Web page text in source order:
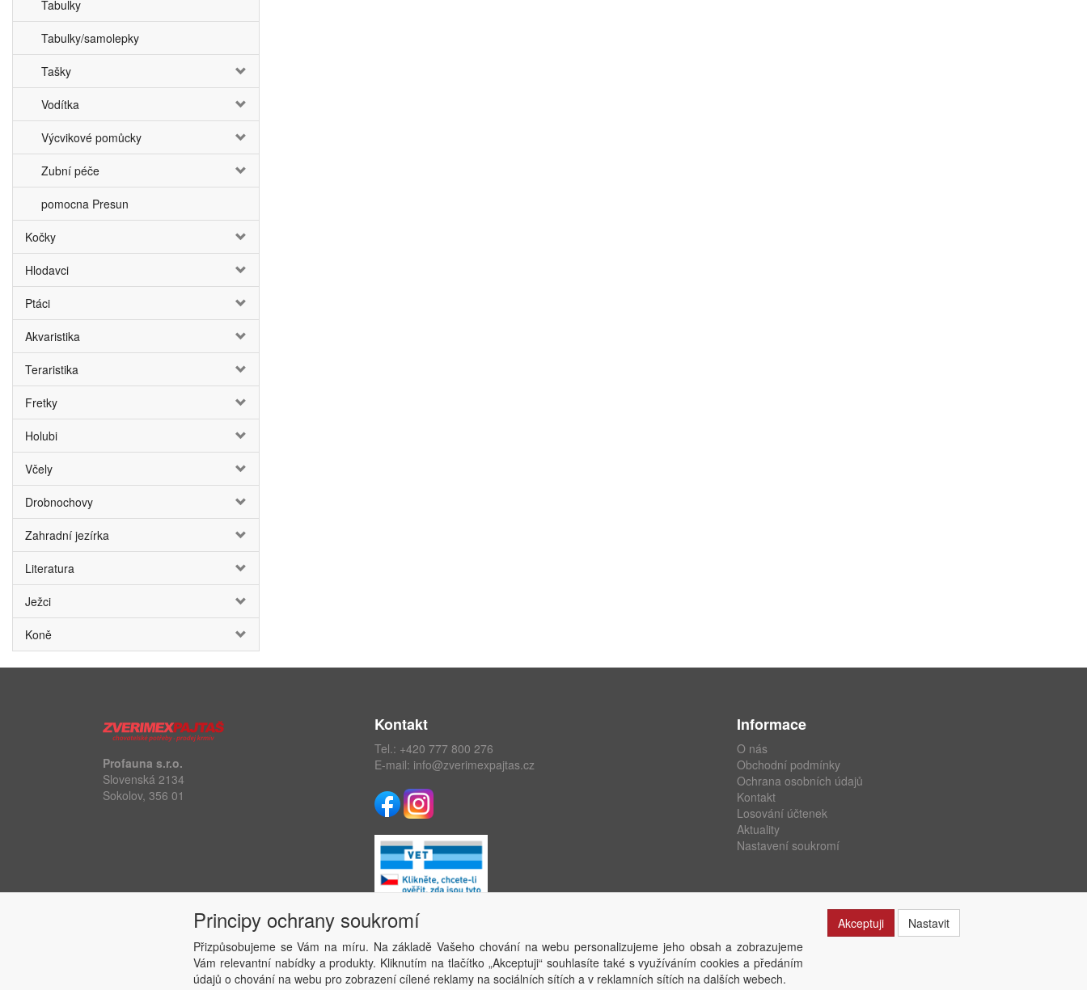
Tabulky
Tabulky/samolepky
Tašky
Vodítka
Výcvikové pomůcky
Zubní péče
pomocna Presun
Kočky
Hlodavci
Ptáci
Akvaristika
Teraristika
Fretky
Holubi
Včely
Drobnochovy
Zahradní jezírka
Literatura
Ježci
Koně
Profauna s.r.o.
Slovenská 2134
Sokolov, 356 01
Kontakt
Tel.: +420 777 800 276
E-mail: info@zverimexpajtas.cz
Informace
O nás
Obchodní podmínky
Ochrana osobních údajů
Kontakt
Losování účtenek
Aktuality
Nastavení soukromí
Copyright © ABRA Software a.s. 2020
Principy ochrany soukromí
Přizpůsobujeme se Vám na míru. Na základě Vašeho chování na webu personalizujeme jeho obsah a zobrazujeme
Vám relevantní nabídky a produkty. Kliknutím na tlačítko „Akceptuji“ souhlasíte také s využíváním cookies a předáním
údajů o chování na webu pro zobrazení cílené reklamy na sociálních sítích a v reklamních sítích na dalších webech.
Akceptuji Nastavit